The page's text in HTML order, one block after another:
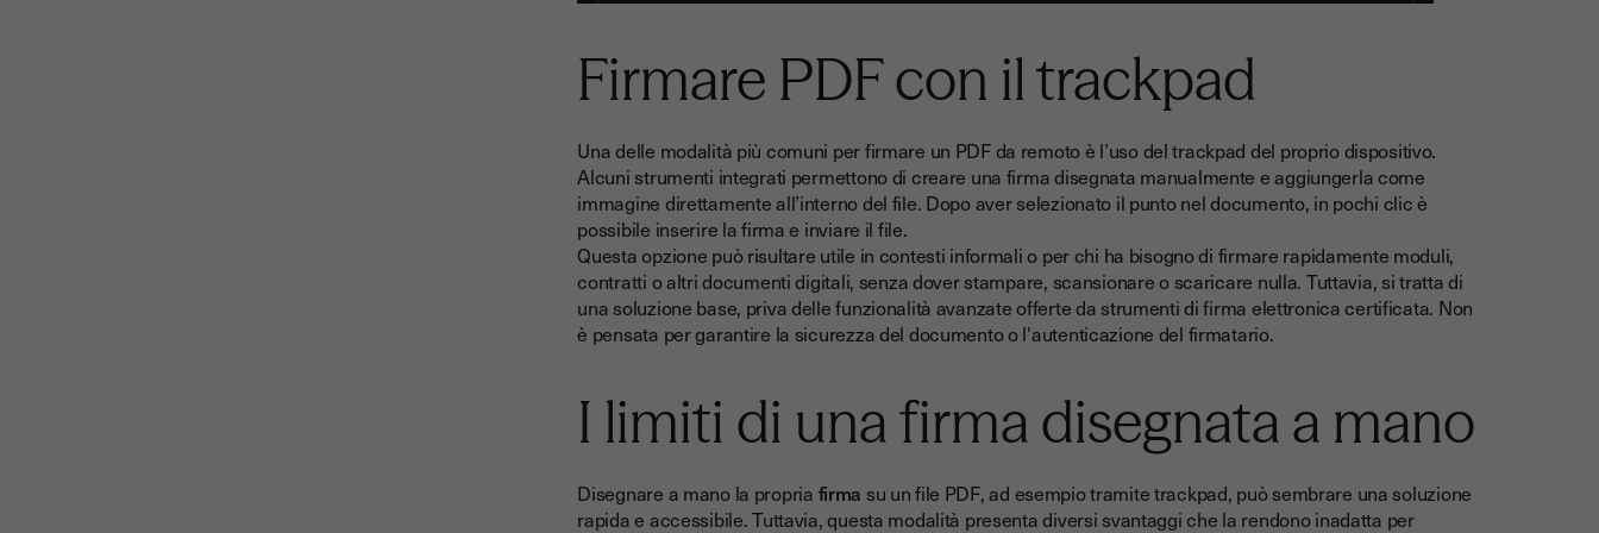
Firmare PDF con il trackpad
Una delle modalità più comuni per firmare un PDF da remoto è l’uso del trackpad del proprio dispositivo.
Alcuni strumenti integrati permettono di creare una firma disegnata manualmente e aggiungerla come
immagine direttamente all’interno del file. Dopo aver selezionato il punto nel documento, in pochi clic è
possibile inserire la firma e inviare il file.
Questa opzione può risultare utile in contesti informali o per chi ha bisogno di firmare rapidamente moduli,
contratti o altri documenti digitali, senza dover stampare, scansionare o scaricare nulla. Tuttavia, si tratta di
una soluzione base, priva delle funzionalità avanzate offerte da strumenti di firma elettronica certificata. Non
è pensata per garantire la sicurezza del documento o l'autenticazione del firmatario.
I limiti di una firma disegnata a mano
Disegnare a mano la propria firma su un file PDF, ad esempio tramite trackpad, può sembrare una soluzione
rapida e accessibile. Tuttavia, questa modalità presenta diversi svantaggi che la rendono inadatta per